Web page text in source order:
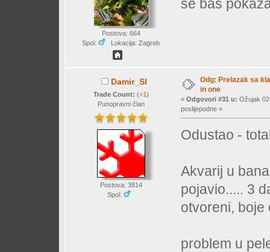
Postova: 664
Spol:
Lokacija: Zagreb
se baš
Damir_Sl
Trade Count: (+1 )
Punopravni član
Postova: 3814
Spol:
Odg: Prelazak sa
in one
« Odgovori #31 u: Ožujak
poslijepodne »
Odustao -
Akvarij u
pojavio..... 3
otvoreni, boje
problem u